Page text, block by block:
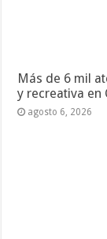
Más de 6 mil
y recreativa en
agosto 6, 2026